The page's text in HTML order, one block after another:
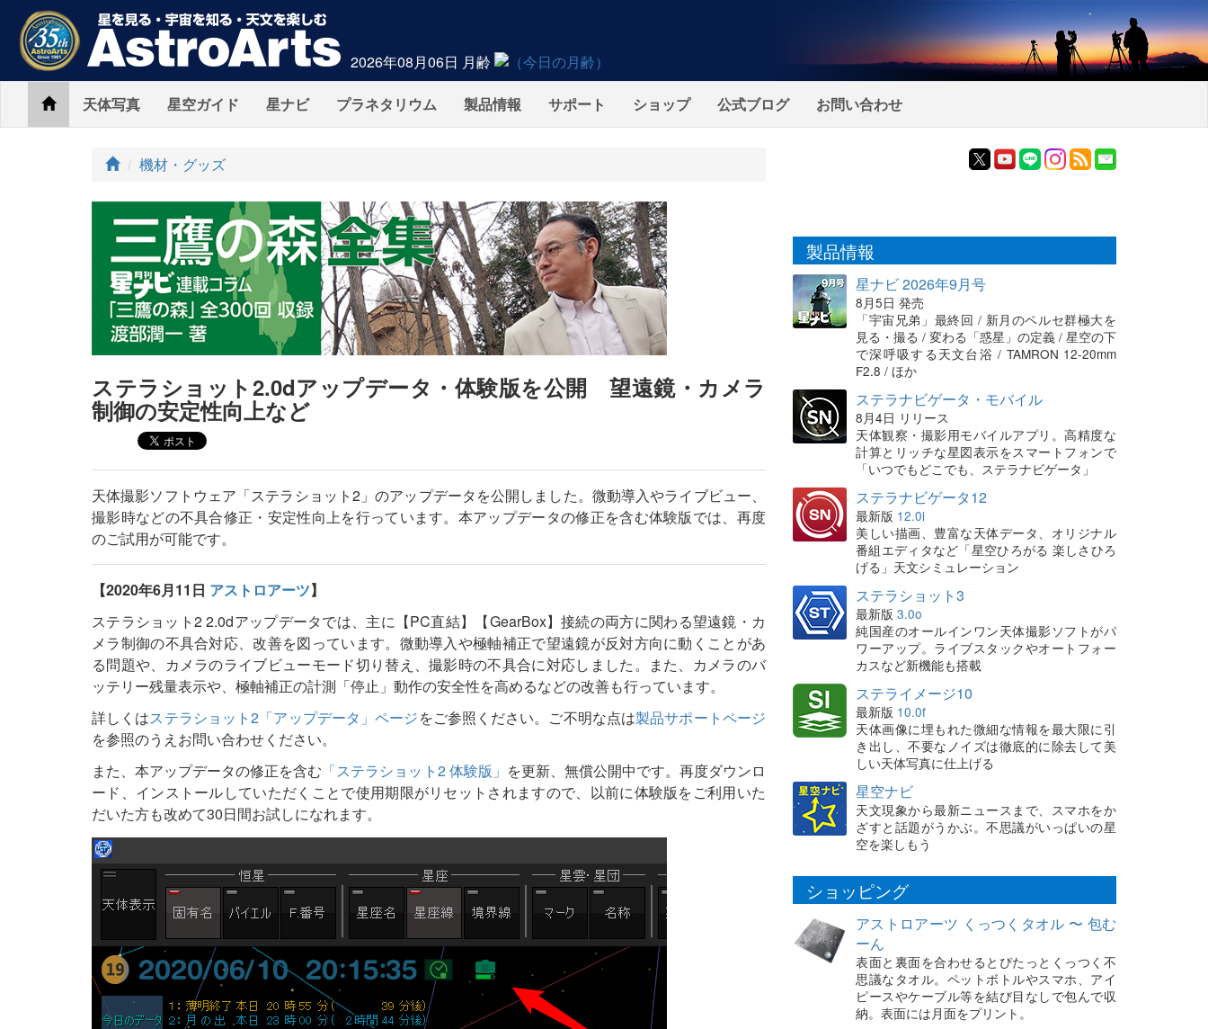
2026年08月06日 月齢
Home天体写真 星空ガイド 星ナビ プラネタリウム 製品情報 サポート ショップ 公式ブログ お問い合わせ
ト
プ
機材・グッズ
ステラショット2.0dアップデータ・体験版を公開 望遠鏡・カメラ
制御の安定性向上など
天体撮影ソフトウェア「ステラショット2」のアップデータを公開しました。微動導入やライブビュー、
撮影時などの不具合修正・安定性向上を行っています。本アップデータの修正を含む体験版では、再度
のご試用が可能です。
【2020年6月11日 アストロアーツ】
ステラショット2 2.0dアップデータでは、主に【PC直結】【GearBox】接続の両方に関わる望遠鏡・カ
メラ制御の不具合対応、改善を図っています。微動導入や極軸補正で望遠鏡が反対方向に動くことがあ
る問題や、カメラのライブビューモード切り替え、撮影時の不具合に対応しました。また、カメラのバ
ッテリー残量表示や、極軸補正の計測「停止」動作の安全性を高めるなどの改善も行っています。
詳しくはステラショット2「アップデータ」ページをご参照ください。ご不明な点は製品サポートページ
を参照のうえお問い合わせください。
また、本アップデータの修正を含む 「ステラショット2 体験版」 を更新、無償公開中です。再度ダウンロ
ード、インストールしていただくことで使用期限がリセットされますので、以前に体験版をご利用いた
だいた方も改めて30日間お試しになれます。
製品情報
星ナビ 2026年9月号
8月5日 発売
「宇宙兄弟」最終回 / 新月のペルセ群極大を
見る・撮る / 変わる「惑星」の定義 / 星空の下
で深呼吸する天文台浴 / TAMRON 12-20mm
F2.8 / ほか
ステラナビゲータ・モバイル
8月4日 リリース
天体観察・撮影用モバイルアプリ。高精度な
計算とリッチな星図表示をスマートフォンで
「いつでもどこでも、ステラナビゲータ」
ステラナビゲータ12
最新版 12.0i
美しい描画、豊富な天体データ、オリジナル
番組エディタなど「星空ひろがる 楽しさひろ
げる」天文シミュレーション
ステラショット3
最新版 3.0o
純国産のオールインワン天体撮影ソフトがパ
ワーアップ。ライブスタックやオートフォー
カスなど新機能も搭載
ステライメージ10
最新版 10.0f
天体画像に埋もれた微細な情報を最大限に引
き出し、不要なノイズは徹底的に除去して美
しい天体写真に仕上げる
星空ナビ
天文現象から最新ニュースまで、スマホをか
ざすと話題がうかぶ。不思議がいっぱいの星
空を楽しもう
ショッピング
アストロアーツ くっつくタオル 〜 包む
ーん
表面と裏面を合わせるとぴたっとくっつく不
思議なタオル。ペットボトルやスマホ、アイ
ピースやケーブル等を結び目なしで包んで収
納。表面には月面をプリント。